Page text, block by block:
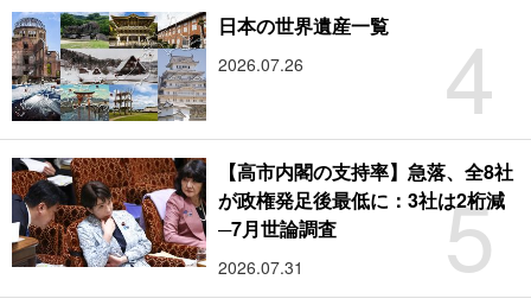
4
日本の世界遺産一覧
2026.07.26
5
【高市内閣の支持率】急落、全8社
が政権発足後最低に：3社は2桁減
─7月世論調査
2026.07.31